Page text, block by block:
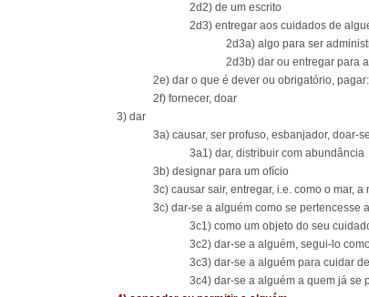
2d2) de um escrito
2d3) entregar aos cuidados de
2d3a) algo para ser
2d3b) dar ou entregar para
2e) dar o que é dever ou obrigatório,
2f) fornecer, doar
3) dar
3a) causar, ser profuso, esbanjador, doar-
3a1) dar, distribuir com abundância
3b) designar para um ofício
3c) causar sair, entregar, i.e. como o mar,
3c) dar-se a alguém como se pertencesse
3c1) como um objeto do seu
3c2) dar-se a alguém, segui-lo
3c3) dar-se a alguém para cuidar
3c4) dar-se a alguém a quem já se